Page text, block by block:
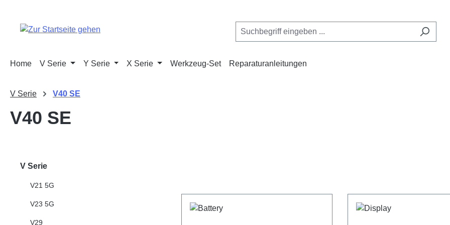
Home V Serie Y Serie X Serie Werkzeug-Set Reparaturanleitungen
V Serie V40 SE
V40 SE
V Serie
V21 5G
V23 5G
V29